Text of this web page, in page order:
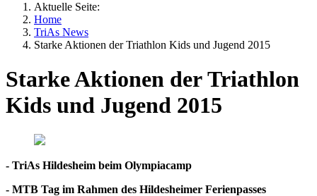
Aktuelle Seite:
Home
TriAs News
Starke Aktionen der Triathlon Kids und Jugend 2015
Starke Aktionen der Triathlon
Kids und Jugend 2015
- TriAs Hildesheim beim Olympiacamp
- MTB Tag im Rahmen des Hildesheimer Ferienpasses